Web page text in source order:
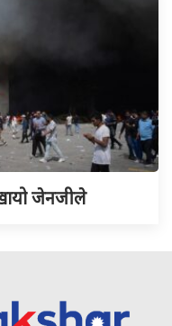
जेनजीले